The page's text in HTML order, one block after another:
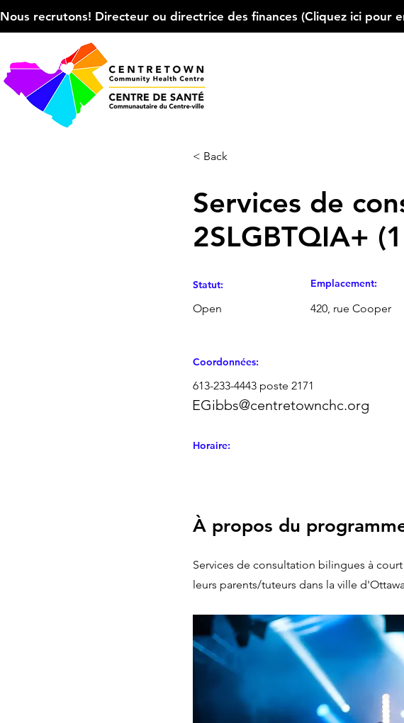
Nous recrutons! Directeur ou directrice des finances (Cliquez ici
< Back
Services de
2SLGBTQIA+
Statut: Emplacement:
Open 420, rue Cooper
Coordonnées:
613-233-4443 poste 2171
EGibbs@centretownchc.org
Horaire:
À propos du
Services de consultation bilingues à
leurs parents/tuteurs dans la ville